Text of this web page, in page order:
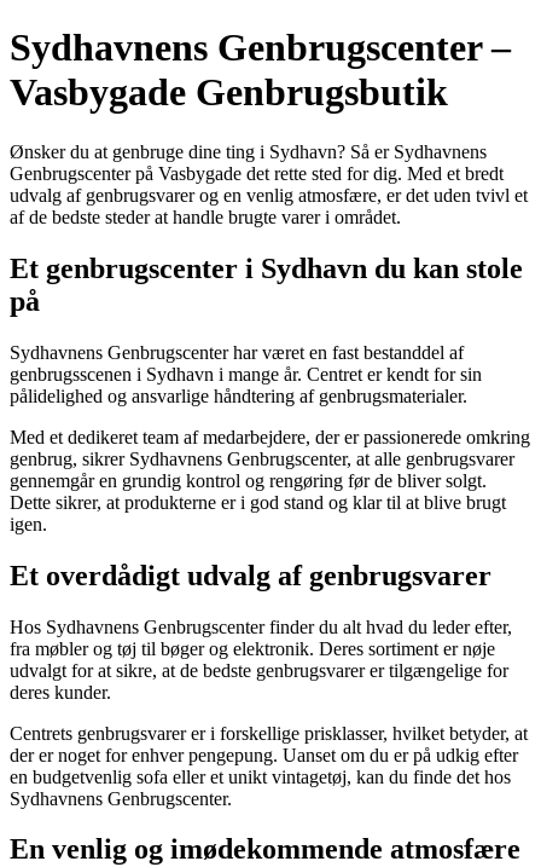
Sydhavnens Genbrugscenter –
Vasbygade Genbrugsbutik
Ønsker du at genbruge dine ting i Sydhavn? Så er Sydhavnens
Genbrugscenter på Vasbygade det rette sted for dig. Med et bredt
udvalg af genbrugsvarer og en venlig atmosfære, er det uden tvivl et
af de bedste steder at handle brugte varer i området.
Et genbrugscenter i Sydhavn du kan stole
på
Sydhavnens Genbrugscenter har været en fast bestanddel af
genbrugsscenen i Sydhavn i mange år. Centret er kendt for sin
pålidelighed og ansvarlige håndtering af genbrugsmaterialer.
Med et dedikeret team af medarbejdere, der er passionerede omkring
genbrug, sikrer Sydhavnens Genbrugscenter, at alle genbrugsvarer
gennemgår en grundig kontrol og rengøring før de bliver solgt.
Dette sikrer, at produkterne er i god stand og klar til at blive brugt
igen.
Et overdådigt udvalg af genbrugsvarer
Hos Sydhavnens Genbrugscenter finder du alt hvad du leder efter,
fra møbler og tøj til bøger og elektronik. Deres sortiment er nøje
udvalgt for at sikre, at de bedste genbrugsvarer er tilgængelige for
deres kunder.
Centrets genbrugsvarer er i forskellige prisklasser, hvilket betyder, at
der er noget for enhver pengepung. Uanset om du er på udkig efter
en budgetvenlig sofa eller et unikt vintagetøj, kan du finde det hos
Sydhavnens Genbrugscenter.
En venlig og imødekommende atmosfære